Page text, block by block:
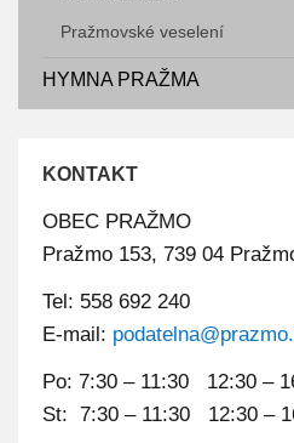
ÚZEMNÍ PLÁN
STRATEGICKÝ PLÁN
REALIZOVANÉ PROJEKTY
Pražmovské veselení
HYMNA PRAŽMA
KONTAKT
OBEC PRAŽMO
Pražmo 153, 739 04
Tel: 558 692 240
E-mail:
Po: 7:30 – 11:30 12:30 –
St: 7:30 – 11:30 12:30 –